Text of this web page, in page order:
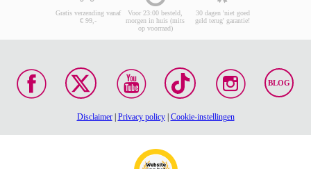
Gratis verzending vanaf
€ 99,-
Voor 23:00 besteld,
morgen in huis (mits
op voorraad)
30 dagen 'niet goed
geld terug' garantie!
BLOG
Disclaimer| Privacy policy| Cookie-instellingen